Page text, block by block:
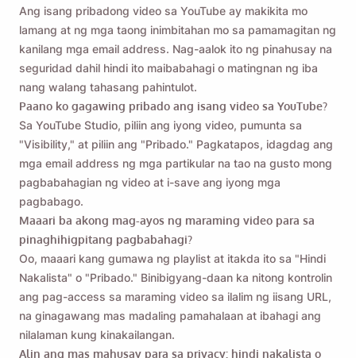
Ang isang pribadong video sa YouTube ay makikita mo
lamang at ng mga taong inimbitahan mo sa pamamagitan ng
kanilang mga email address. Nag-aalok ito ng pinahusay na
seguridad dahil hindi ito maibabahagi o matingnan ng iba
nang walang tahasang pahintulot.
Paano ko gagawing pribado ang isang video sa YouTube?
Sa YouTube Studio, piliin ang iyong video, pumunta sa
"Visibility," at piliin ang "Pribado." Pagkatapos, idagdag ang
mga email address ng mga partikular na tao na gusto mong
pagbabahagian ng video at i-save ang iyong mga
pagbabago.
Maaari ba akong mag-ayos ng maraming video para sa
pinaghihigpitang pagbabahagi?
Oo, maaari kang gumawa ng playlist at itakda ito sa "Hindi
Nakalista" o "Pribado." Binibigyang-daan ka nitong kontrolin
ang pag-access sa maraming video sa ilalim ng iisang URL,
na ginagawang mas madaling pamahalaan at ibahagi ang
nilalaman kung kinakailangan.
Alin ang mas mahusay para sa privacy: hindi nakalista o